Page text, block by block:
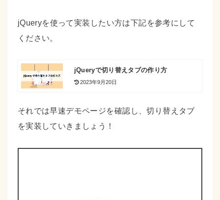
jQueryを使って実装したい方は下記を参考にして
ください。
jQueryで切り替えタブの作り方
2023年9月20日
それでは早速デモページを確認し、切り替えタブ
を実装していきましょう！